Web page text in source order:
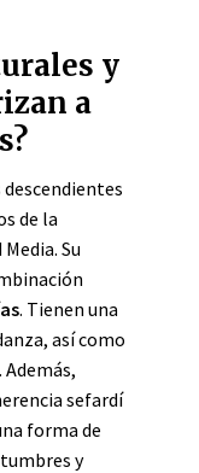
y
a
de la
Su
. Tienen una
así como
. Además,
sefardí
forma de
y